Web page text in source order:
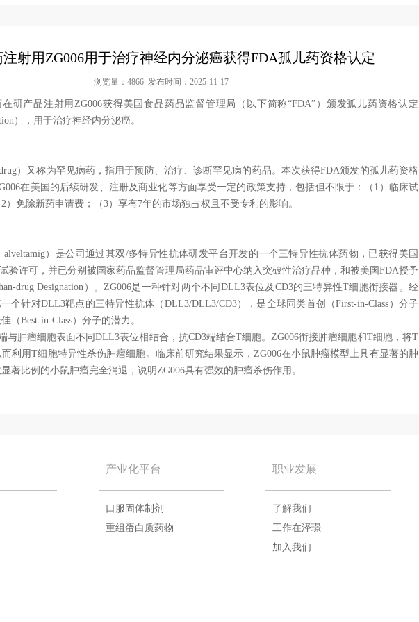
射用ZG006用于治疗神经内分泌癌获得FDA孤儿药资格认定
浏览量：4866 发布时间：2025-11-17
产品注射用ZG006获得美国食品药品监督管理局（以下简称“FDA”）颁发孤儿药资格认定
），用于治疗神经内分泌癌。
）又称为罕见病药，指用于预防、治疗、诊断罕见病的药品。本次获得FDA颁发的孤儿药资格
在美国的后续研发、注册及商业化等方面享受一定的政策支持，包括但不限于：（1）临床试
）免除新药申请费；（3）享有7年的市场独占权且不受专利的影响。
）是公司通过其双/多特异性抗体研发平台开发的一个三特异性抗体药物，已获得美国
验许可，并已分别被国家药品监督管理局药品审评中心纳入突破性治疗品种，和被美国FDA授予
drug Designation）。ZG006是一种针对两个不同DLL3表位及CD3的三特异性T细胞衔接器。经
个针对DLL3靶点的三特异性抗体（DLL3/DLL3/CD3），是全球同类首创（First-in-Class）分子
（Best-in-Class）分子的潜力。
肿瘤细胞表面不同DLL3表位相结合，抗CD3端结合T细胞。ZG006衔接肿瘤细胞和T细胞，将T
利用T细胞特异性杀伤肿瘤细胞。临床前研究结果显示，ZG006在小鼠肿瘤模型上具有显著的肿
著比例的小鼠肿瘤完全消退，说明ZG006具有强效的肿瘤杀伤作用。
产业化平台
口服固体制剂
重组蛋白质药物
职业发展
了解我们
工作在泽璟
加入我们